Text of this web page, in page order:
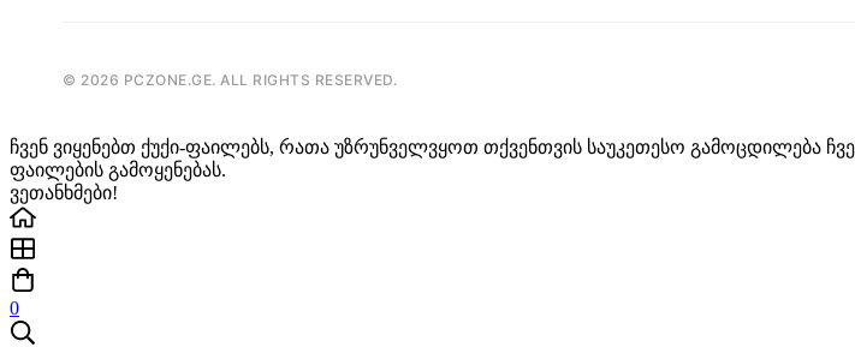
© 2026 PCZONE.GE. ALL RIGHTS RESERVED.
ჩვენ ვიყენებთ ქუქი-ფაილებს, რათა უზრუნველვყოთ თქვენთვის საუკეთესო გამოცდილება
ფაილების გამოყენებას.
ვეთანხმები!
0